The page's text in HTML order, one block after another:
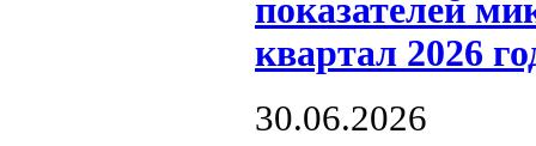
показателей
квартал 2026
30.06.2026